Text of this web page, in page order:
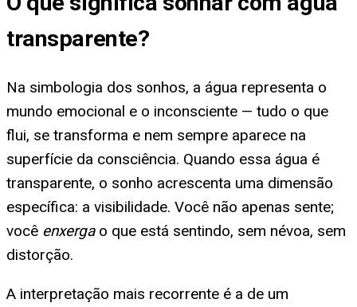
transparente?
Na simbologia dos sonhos, a água representa o
mundo emocional e o inconsciente — tudo o que
flui, se transforma e nem sempre aparece na
superfície da consciência. Quando essa água é
transparente, o sonho acrescenta uma dimensão
específica: a visibilidade. Você não apenas sente;
você enxergao que está sentindo, sem névoa, sem
distorção.
A interpretação mais recorrente é a de um